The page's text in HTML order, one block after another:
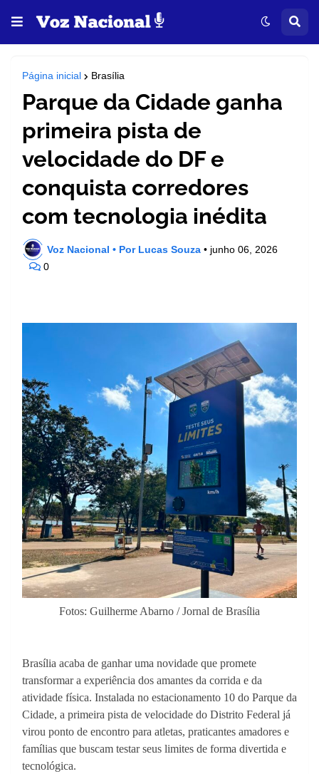
Página inicial Brasília
Parque da Cidade ganha
primeira pista de
velocidade do DF e
conquista corredores
com tecnologia inédita
Voz Nacional • Por Lucas Souza • junho 06, 2026
0
Fotos: Guilherme Abarno / Jornal de Brasília
Brasília acaba de ganhar uma novidade que promete
transformar a experiência dos amantes da corrida e da
atividade física. Instalada no estacionamento 10 do Parque da
Cidade, a primeira pista de velocidade do Distrito Federal já
virou ponto de encontro para atletas, praticantes amadores e
famílias que buscam testar seus limites de forma divertida e
tecnológica.